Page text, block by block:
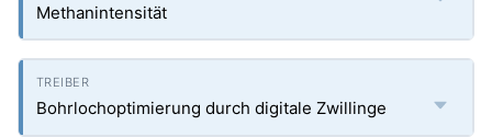
Methanintensität
Bohrlochoptimierung durch digitale Zwillinge